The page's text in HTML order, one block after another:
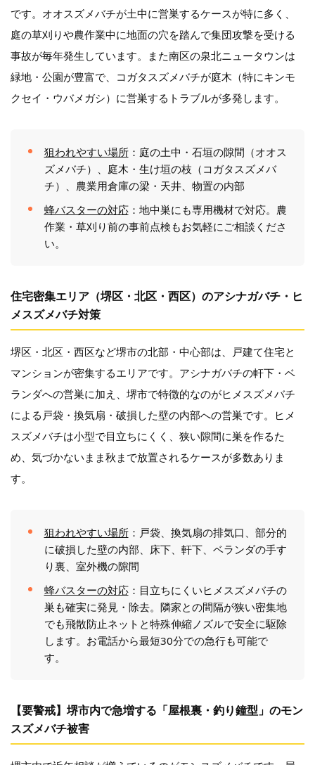
です。オオスズメバチが土中に営巣するケースが特に多く、
庭の草刈りや農作業中に地面の穴を踏んで集団攻撃を受ける
事故が毎年発生しています。また南区の泉北ニュータウンは
緑地・公園が豊富で、コガタスズメバチが庭木（特にキンモ
クセイ・ウバメガシ）に営巣するトラブルが多発します。
狙われやすい場所：庭の土中・石垣の隙間（オオス
ズメバチ）、庭木・生け垣の枝（コガタスズメバ
チ）、農業用倉庫の梁・天井、物置の内部
蜂バスターの対応：地中巣にも専用機材で対応。農
作業・草刈り前の事前点検もお気軽にご相談くださ
い。
住宅密集エリア（堺区・北区・西区）のアシナガバチ・ヒ
メスズメバチ対策
堺区・北区・西区など堺市の北部・中心部は、戸建て住宅と
マンションが密集するエリアです。アシナガバチの軒下・ベ
ランダへの営巣に加え、堺市で特徴的なのがヒメスズメバチ
による戸袋・換気扇・破損した壁の内部への営巣です。ヒメ
スズメバチは小型で目立ちにくく、狭い隙間に巣を作るた
め、気づかないまま秋まで放置されるケースが多数ありま
す。
狙われやすい場所：戸袋、換気扇の排気口、部分的
に破損した壁の内部、床下、軒下、ベランダの手す
り裏、室外機の隙間
蜂バスターの対応：目立ちにくいヒメスズメバチの
巣も確実に発見・除去。隣家との間隔が狭い密集地
でも飛散防止ネットと特殊伸縮ノズルで安全に駆除
します。お電話から最短30分での急行も可能で
す。
【要警戒】堺市内で急増する「屋根裏・釣り鐘型」のモン
スズメバチ被害